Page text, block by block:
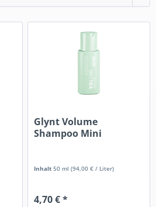
Glynt Volume
Shampoo Mini
Inhalt50 ml(94,00 € / Liter)
4,70 € *